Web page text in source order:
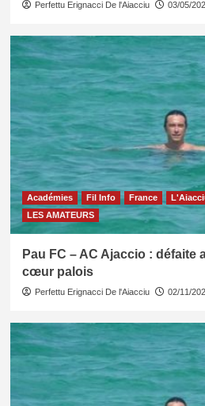
Perfettu Erignacci De l'Aiacciu 03/05/
Académies Fil Info France
LES AMATEURS
Pau FC – AC Ajaccio : défaite
cœur palois
Perfettu Erignacci De l'Aiacciu 02/11/